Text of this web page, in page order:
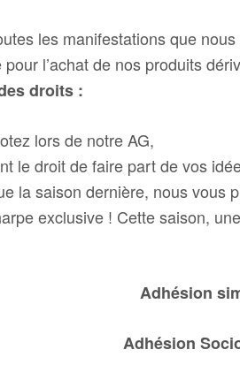
les manifestations que
l’achat de nos produits
droits :
lors de notre AG,
le droit de faire part de vos
la saison dernière, nous vous
exclusive ! Cette saison,
Adhésion
Adhésion